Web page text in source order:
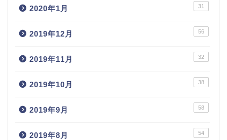
2020年1月 31
2019年12月 56
2019年11月 32
2019年10月 38
2019年9月 58
2019年8月 54